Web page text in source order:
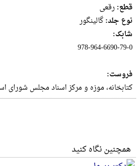
قطع:رقعى
نوع جلد:گالینگور
شابک:
978-964-6690-79-0
فروست:
کتابخانه، موزه و مرکز اسناد مجلس شورای اسلامی‏‫ ؛ شماره
همچنین نگاه کنید